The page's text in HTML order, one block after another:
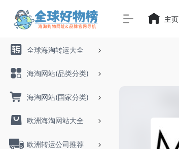
全球海淘转运大全
海淘网站(品类分类)
海淘网站(国家分类)
欧洲海淘网站大全
欧洲转运公司推荐
主页